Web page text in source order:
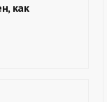
как